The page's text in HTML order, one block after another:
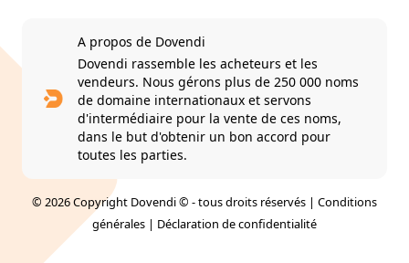
A propos de Dovendi
Dovendi rassemble les acheteurs et les
vendeurs. Nous gérons plus de 250 000 noms
de domaine internationaux et servons
d'intermédiaire pour la vente de ces noms,
dans le but d'obtenir un bon accord pour
toutes les parties.
© 2026 Copyright Dovendi © - tous droits réservés | Conditions
générales | Déclaration de confidentialité